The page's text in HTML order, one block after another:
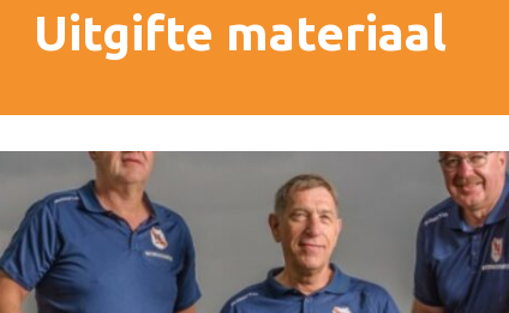
Uitgifte materiaal